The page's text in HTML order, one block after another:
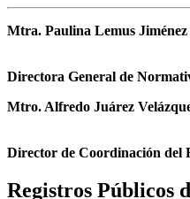
Mtra. Paulina Lemus Jiménez
Directora General de
Mtro. Alfredo Juárez
Director de Coordinación del
Registros Públicos